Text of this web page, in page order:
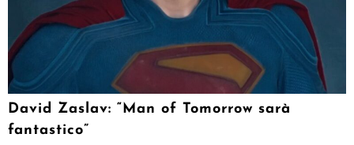
David Zaslav: “Man of Tomorrow sarà
fantastico”